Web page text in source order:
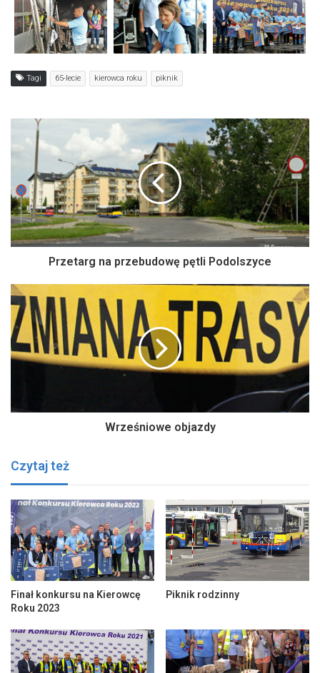
Tagi 65-lecie kierowca roku piknik
Przetarg na przebudowę pętli Podolszyce
Wrześniowe objazdy
Czytaj też
Finał konkursu na Kierowcę
Roku 2023
Piknik rodzinny